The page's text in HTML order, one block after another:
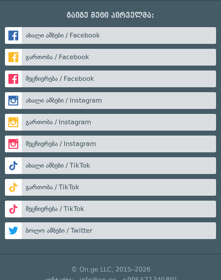
გაიგე მეტი პირველმა:
ახალი ამბები / Facebook
გართობა / Facebook
მეცნიერება / Facebook
ახალი ამბები / Instagram
გართობა / Instagram
მეცნიერება / Instagram
ახალი ამბები / TikTok
გართობა / TikTok
მეცნიერება / TikTok
ბოლო ამბები / Twitter
© On.ge LLC, 2015–2026